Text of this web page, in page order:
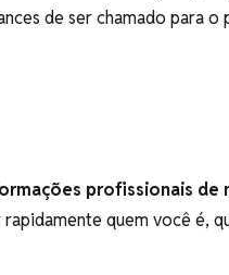
de ser chamado para o
profissionais de
quem você é,